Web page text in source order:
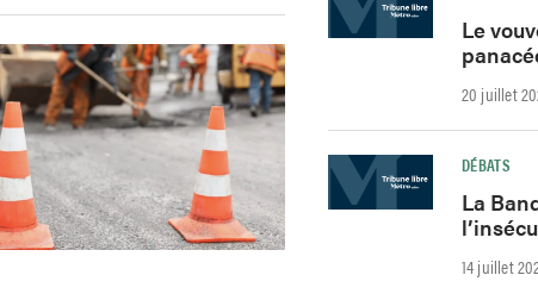
Le
20 juillet
DÉBATS
La
14 juillet